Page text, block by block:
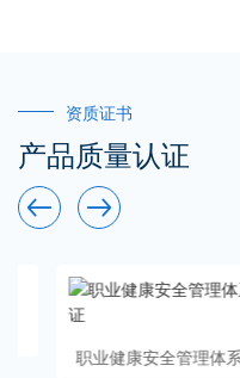
资质证书
产品质量认证
 
职业健康安全管理体系认证